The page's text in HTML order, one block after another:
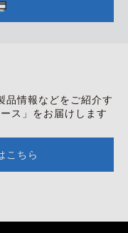
品情報などをご紹介す
ス」をお届けします
こちら